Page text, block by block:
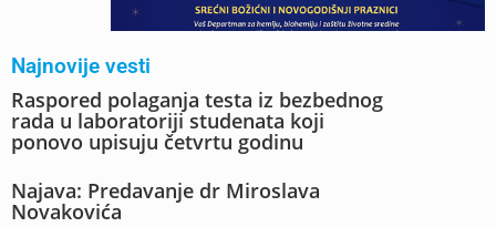
Najnovije vesti
Raspored polaganja testa iz bezbednog
rada u laboratoriji studenata koji
ponovo upisuju četvrtu godinu
Najava: Predavanje dr Miroslava
Novakovića